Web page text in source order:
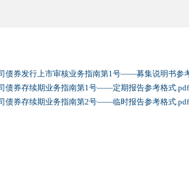
债券发行上市审核业务指南第1号——募集说明书参
债券存续期业务指南第1号——定期报告参考格式.pdf
债券存续期业务指南第2号——临时报告参考格式.pdf